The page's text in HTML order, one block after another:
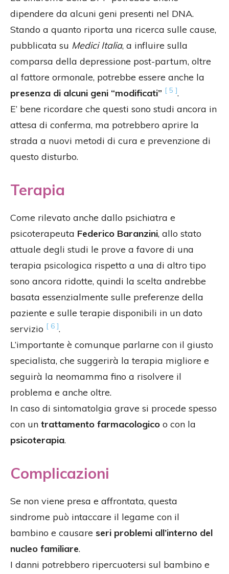
dipendere da alcuni geni presenti nel DNA.
Stando a quanto riporta una ricerca sulle cause,
pubblicata su Medici Italia, a influire sulla
comparsa della depressione post-partum, oltre
al fattore ormonale, potrebbe essere anche la
presenza di alcuni geni “modificati” [ 5 ].
E’ bene ricordare che questi sono studi ancora in
attesa di conferma, ma potrebbero aprire la
strada a nuovi metodi di cura e prevenzione di
questo disturbo.
Terapia
Come rilevato anche dallo psichiatra e
psicoterapeuta Federico Baranzini, allo stato
attuale degli studi le prove a favore di una
terapia psicologica rispetto a una di altro tipo
sono ancora ridotte, quindi la scelta andrebbe
basata essenzialmente sulle preferenze della
paziente e sulle terapie disponibili in un dato
servizio [ 6 ].
L’importante è comunque parlarne con il giusto
specialista, che suggerirà la terapia migliore e
seguirà la neomamma fino a risolvere il
problema e anche oltre.
In caso di sintomatolgia grave si procede spesso
con un trattamento farmacologico o con la
psicoterapia.
Complicazioni
Se non viene presa e affrontata, questa
sindrome può intaccare il legame con il
bambino e causare seri problemi all’interno del
nucleo familiare.
I danni potrebbero ripercuotersi sul bambino e